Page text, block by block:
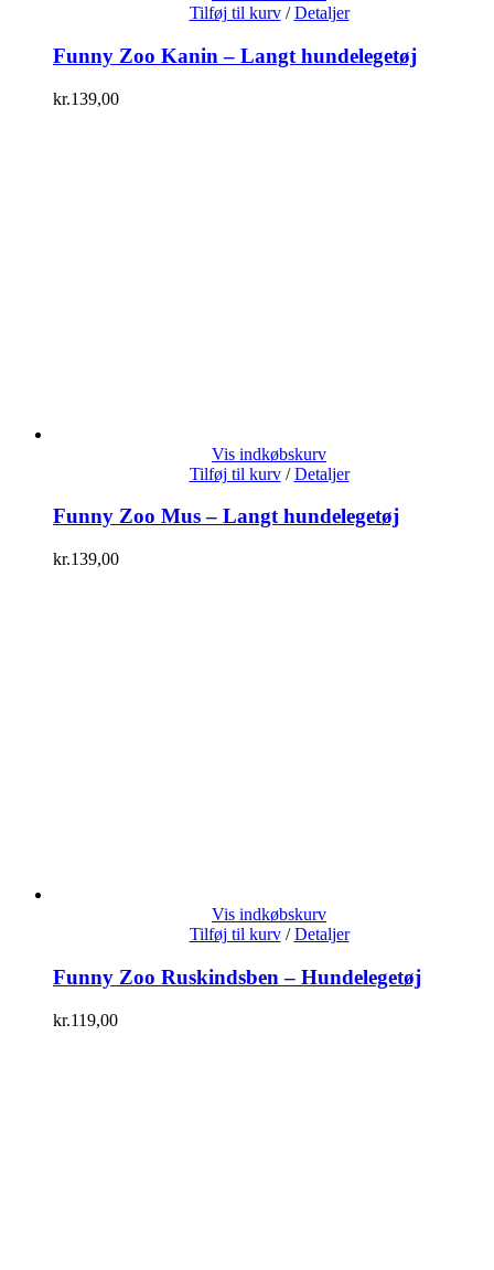
Tilføj til kurv / Detaljer
Funny Zoo Kanin – Langt hundelegetøj
kr.139,00
Vis indkøbskurv
Tilføj til kurv / Detaljer
Funny Zoo Mus – Langt hundelegetøj
kr.139,00
Vis indkøbskurv
Tilføj til kurv / Detaljer
Funny Zoo Ruskindsben – Hundelegetøj
kr.119,00